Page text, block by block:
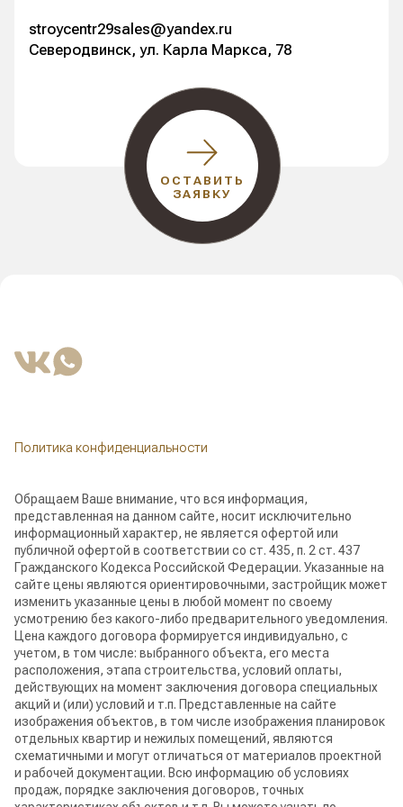
stroycentr29sales@yandex.ru
Северодвинск, ул. Карла Маркса, 78
ОСТАВИТЬ
ЗАЯВКУ
Обращаем Ваше внимание, что вся информация,
представленная на данном сайте, носит исключительно
информационный характер, не является офертой или
публичной офертой в соответствии со ст. 435, п. 2 ст. 437
Гражданского Кодекса Российской Федерации. Указанные на
сайте цены являются ориентировочными, застройщик может
изменить указанные цены в любой момент по своему
усмотрению без какого-либо предварительного уведомления.
Цена каждого договора формируется индивидуально, с
учетом, в том числе: выбранного объекта, его места
расположения, этапа строительства, условий оплаты,
действующих на момент заключения договора специальных
акций и (или) условий и т.п. Представленные на сайте
изображения объектов, в том числе изображения планировок
отдельных квартир и нежилых помещений, являются
схематичными и могут отличаться от материалов проектной
и рабочей документации. Всю информацию об условиях
продаж, порядке заключения договоров, точных
Политика конфиденциальности